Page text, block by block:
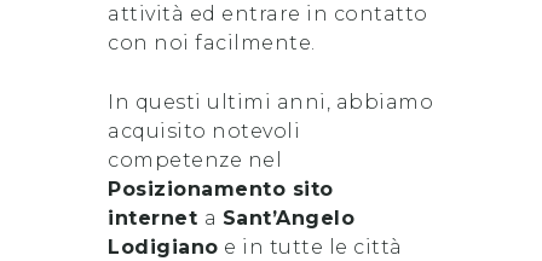
attività ed entrare in contatto
con noi facilmente.
In questi ultimi anni, abbiamo
acquisito notevoli
competenze nel
Posizionamento sito
internet a Sant’Angelo
Lodigiano e in tutte le città